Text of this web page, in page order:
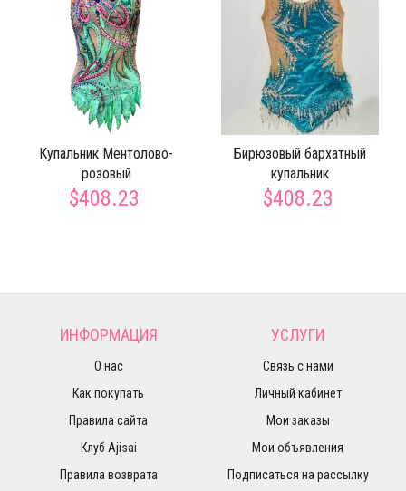
Купальник Ментолово-
розовый
$408.23
Бирюзовый бархатный
купальник
$408.23
ИНФОРМАЦИЯ
О нас
Как покупать
Правила сайта
Клуб Ajisai
Правила возврата
УСЛУГИ
Связь с нами
Личный кабинет
Мои заказы
Мои объявления
Подписаться на рассылку